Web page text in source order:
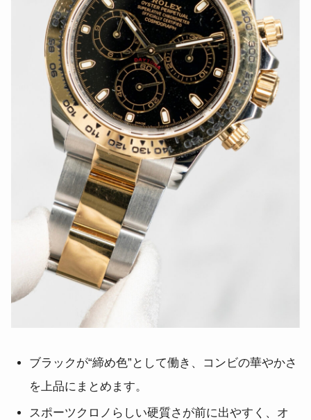
ブラックが“締め色”として働き、コンビの華やかさ
を上品にまとめます。
スポーツクロノらしい硬質さが前に出やすく、オ